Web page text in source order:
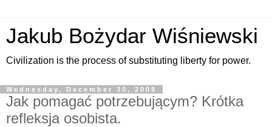
Jakub Bożydar Wiśniewski
Civilization is the process of substituting liberty for power.
Wednesday, December 30, 2009
Jak pomagać potrzebującym? Krótka
refleksja osobista.